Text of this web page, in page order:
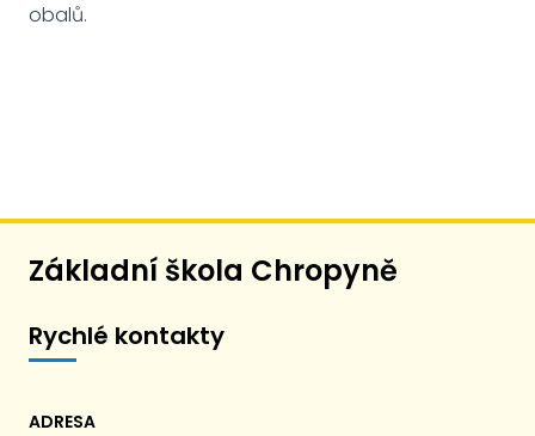
obalů.
Základní škola Chropyně
Rychlé kontakty
ADRESA